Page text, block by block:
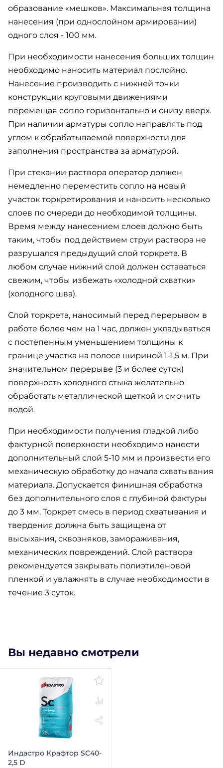
образование «мешков». Максимальная толщина
нанесения (при однослойном армировании)
одного слоя - 100 мм.
При необходимости нанесения больших толщин
необходимо наносить материал послойно.
Нанесение производить с нижней точки
конструкции круговыми движениями
перемещая сопло горизонтально и снизу вверх.
При наличии арматуры сопло направлять под
углом к обрабатываемой поверхности для
заполнения пространства за арматурой.
При стекании раствора оператор должен
немедленно переместить сопло на новый
участок торкретирования и наносить несколько
слоев по очереди до необходимой толщины.
Время между нанесением слоев должно быть
таким, чтобы под действием струи раствора не
разрушался предыдущий слой торкрета. В
любом случае нижний слой должен оставаться
свежим, чтобы избежать «холодной схватки»
(холодного шва).
Слой торкрета, наносимый перед перерывом в
работе более чем на 1 час, должен укладываться
с постепенным уменьшением толщины к
границе участка на полосе шириной 1-1,5 м. При
значительном перерыве (3 и более суток)
поверхность холодного стыка желательно
обработать металлической щеткой и смочить
водой.
При необходимости получения гладкой либо
фактурной поверхности необходимо нанести
дополнительный слой 5-10 мм и произвести его
механическую обработку до начала схватывания
материала. Допускается финишная обработка
без дополнительного слоя с глубиной фактуры
до 3 мм. Торкрет смесь в период схватывания и
твердения должна быть защищена от
высыхания, сквозняков, замораживания,
механических повреждений. Слой раствора
рекомендуется закрывать полиэтиленовой
пленкой и увлажнять в случае необходимости в
течение 3 суток.
Вы недавно смотрели
Индастро Крафтор SС40-
2,5 D